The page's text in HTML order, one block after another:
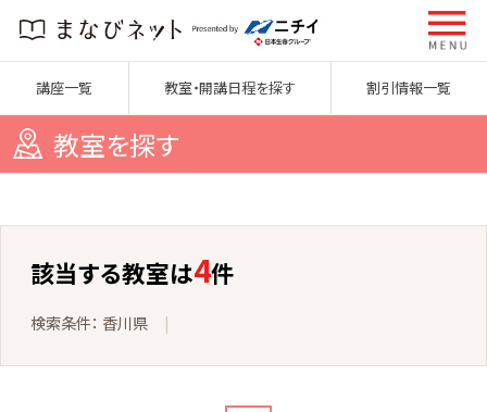
講座一覧 教室・開講日程を探す 割引情報一覧
教室を探す
該当する教室は4件
香川県